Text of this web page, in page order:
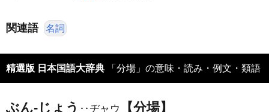
関連語 名詞
精選版 日本国語大辞典 「分場」の意味・読み・例文・類語
ぶん‐じょう ‥ヂャウ 【分場】